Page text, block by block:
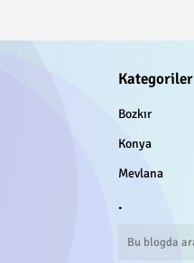
Kategoriler
Bozkır
Konya
Mevlana
.